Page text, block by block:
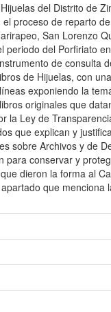
del Distrito de
proceso de reparto
San Lorenzo
del Porfiriato
de consulta
de Hijuelas, con
exponiendo la
originales que
Ley de
que explican y
sobre Archivos y de
conservar y
dieron la forma al
que